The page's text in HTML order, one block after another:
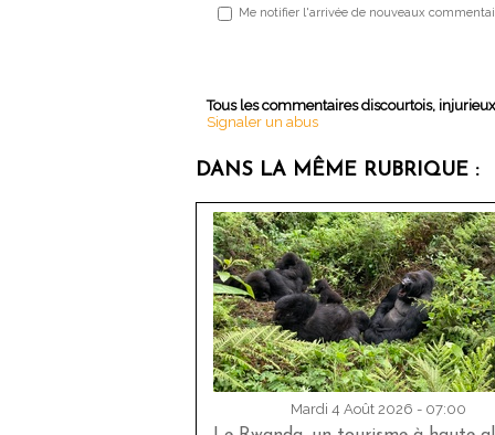
Me notifier l'arrivée de nouveaux
Tous les commentaires discourtois,
Signaler un abus
DANS LA MÊME RUBRIQUE :
Mardi 4 Août 2026 - 07:00